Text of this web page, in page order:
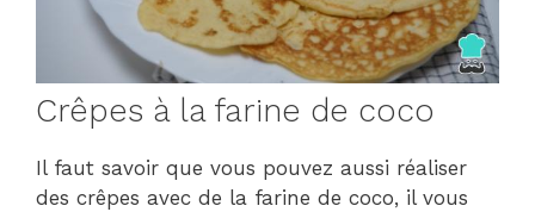
Crêpes à la farine de coco
Il faut savoir que vous pouvez aussi réaliser
des crêpes avec de la farine de coco, il vous